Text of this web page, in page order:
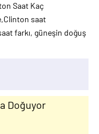
Saat Kaç
saat
farkı, güneşin doğuş
Doğuyor